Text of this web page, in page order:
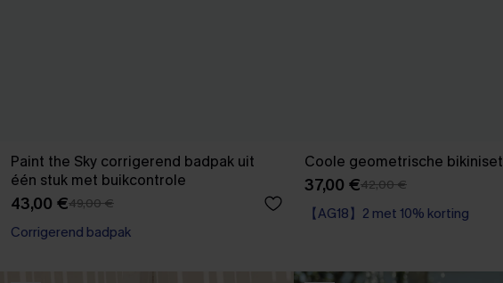
Paint the Sky corrigerend badpak uit
één stuk met buikcontrole
43,00 €49,00 €
Corrigerend badpak
Coole geometrische bikiniset
37,00 €42,00 €
【AG18】2 met 10% korting